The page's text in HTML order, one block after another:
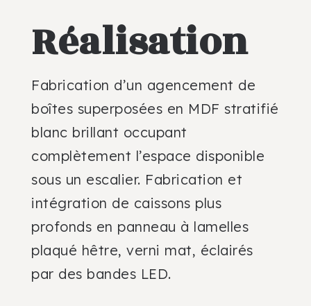
Réalisation
Fabrication d’un agencement de
boîtes superposées en MDF stratifié
blanc brillant occupant
complètement l’espace disponible
sous un escalier. Fabrication et
intégration de caissons plus
profonds en panneau à lamelles
plaqué hêtre, verni mat, éclairés
par des bandes LED.